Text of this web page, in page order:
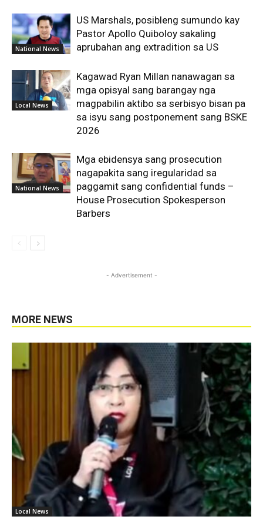
National News
US Marshals, posibleng sumundo kay
Pastor Apollo Quiboloy sakaling
aprubahan ang extradition sa US
Local News
Kagawad Ryan Millan nanawagan sa
mga opisyal sang barangay nga
magpabilin aktibo sa serbisyo bisan pa
sa isyu sang postponement sang BSKE
2026
National News
Mga ebidensya sang prosecution
nagapakita sang iregularidad sa
paggamit sang confidential funds –
House Prosecution Spokesperson
Barbers
- Advertisement -
MORE NEWS
Local News